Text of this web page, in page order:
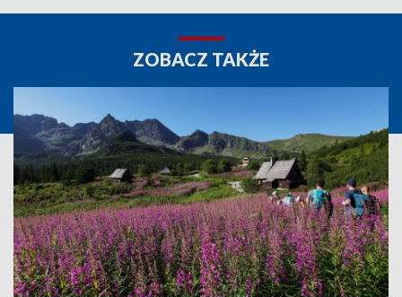
ZOBACZ TAKŻE